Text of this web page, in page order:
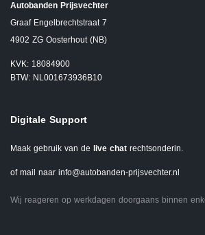
Autobanden Prijsvechter
Graaf Engelbrechtstraat 7
4902 ZG Oosterhout (NB)
KVK: 18084900
BTW: NL001673936B10
Digitale Support
Maak gebruik van de live chat rechtsonderin.
of mail naar info@autobanden-prijsvechter.nl
Wij reageren op werkdagen doorgaans binnen